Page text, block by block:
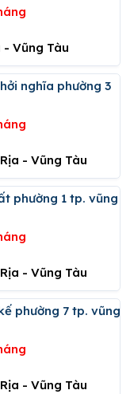
- Vũng Tàu
- Vũng Tàu
- Vũng Tàu
- Vũng Tàu